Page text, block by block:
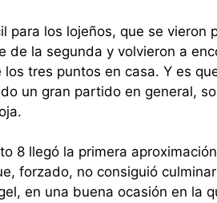
para los lojeños, que se
de la segunda y volvieron a
los tres puntos en casa. Y es
un gran partido en general,
8 llegó la primera
forzado, no consiguió
en una buena ocasión en la